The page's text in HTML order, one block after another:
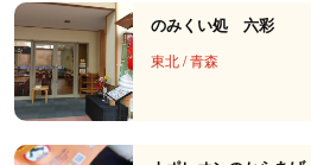
のみくい処 六彩
東北/青森